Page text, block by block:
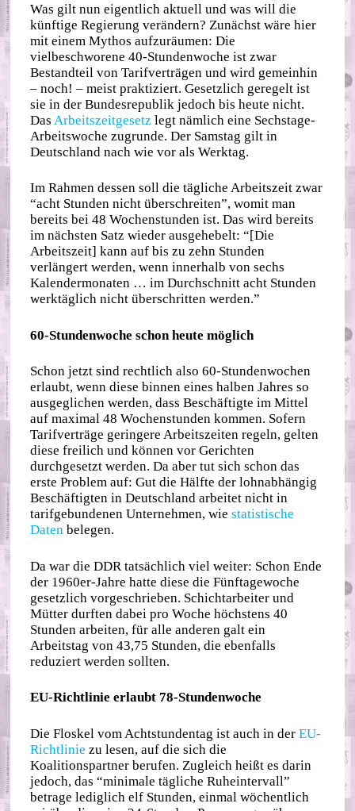
Was gilt nun eigentlich aktuell und was will die
künftige Regierung verändern? Zunächst wäre hier
mit einem Mythos aufzuräumen: Die
vielbeschworene 40-Stundenwoche ist zwar
Bestandteil von Tarifverträgen und wird gemeinhin
– noch! – meist praktiziert. Gesetzlich geregelt ist
sie in der Bundesrepublik jedoch bis heute nicht.
Das Arbeitszeitgesetz legt nämlich eine Sechstage-
Arbeitswoche zugrunde. Der Samstag gilt in
Deutschland nach wie vor als Werktag.
Im Rahmen dessen soll die tägliche Arbeitszeit zwar
“acht Stunden nicht überschreiten”, womit man
bereits bei 48 Wochenstunden ist. Das wird bereits
im nächsten Satz wieder ausgehebelt: “[Die
Arbeitszeit] kann auf bis zu zehn Stunden
verlängert werden, wenn innerhalb von sechs
Kalendermonaten … im Durchschnitt acht Stunden
werktäglich nicht überschritten werden.”
60-Stundenwoche schon heute möglich
Schon jetzt sind rechtlich also 60-Stundenwochen
erlaubt, wenn diese binnen eines halben Jahres so
ausgeglichen werden, dass Beschäftigte im Mittel
auf maximal 48 Wochenstunden kommen. Sofern
Tarifverträge geringere Arbeitszeiten regeln, gelten
diese freilich und können vor Gerichten
durchgesetzt werden. Da aber tut sich schon das
erste Problem auf: Gut die Hälfte der lohnabhängig
Beschäftigten in Deutschland arbeitet nicht in
tarifgebundenen Unternehmen, wiestatistische
Daten belegen.
Da war die DDR tatsächlich viel weiter: Schon Ende
der 1960er-Jahre hatte diese die Fünftagewoche
gesetzlich vorgeschrieben. Schichtarbeiter und
Mütter durften dabei pro Woche höchstens 40
Stunden arbeiten, für alle anderen galt ein
Arbeitstag von 43,75 Stunden, die ebenfalls
reduziert werden sollten.
EU-Richtlinie erlaubt 78-Stundenwoche
Die Floskel vom Achtstundentag ist auch in derEU-
Richtlinie zu lesen, auf die sich die
Koalitionspartner berufen. Zugleich heißt es darin
jedoch, das “minimale tägliche Ruheintervall”
betrage lediglich elf Stunden, einmal wöchentlich